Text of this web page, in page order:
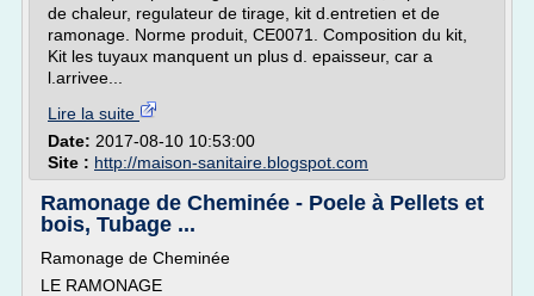
de chaleur, regulateur de tirage, kit d.entretien et de
ramonage. Norme produit, CE0071. Composition du kit,
Kit les tuyaux manquent un plus d. epaisseur, car a
l.arrivee...
Lire la suite
Date: 2017-08-10 10:53:00
Site : http://maison-sanitaire.blogspot.com
Ramonage de Cheminée - Poele à Pellets et
bois, Tubage ...
Ramonage de Cheminée
LE RAMONAGE